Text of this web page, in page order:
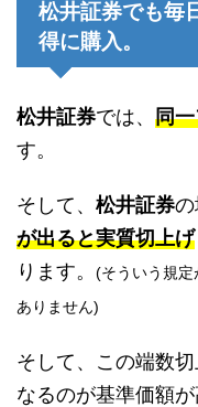
松井証券でも毎
得に購入。
松井証券では、 同
す。
そして、 松井証券の
が出ると実質切上げ
ります。
(そういう規定
ありません)
そして、この端数
なるのが基準価額が